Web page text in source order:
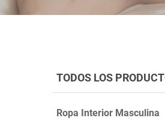
TODOS LOS
Ropa Interior Masculina